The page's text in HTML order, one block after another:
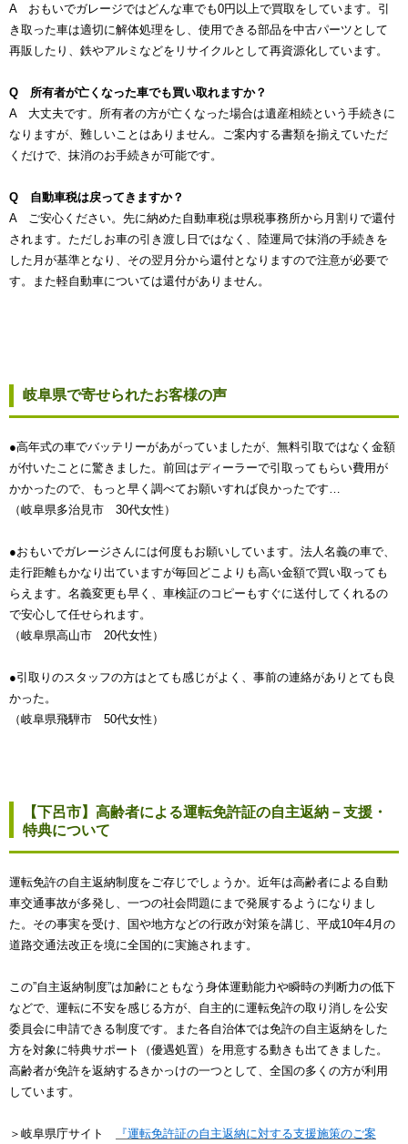
A おもいでガレージではどんな車でも0円以上で買取をしています。引
き取った車は適切に解体処理をし、使用できる部品を中古パーツとして
再販したり、鉄やアルミなどをリサイクルとして再資源化しています。
Q 所有者が亡くなった車でも買い取れますか？
A 大丈夫です。所有者の方が亡くなった場合は遺産相続という手続きに
なりますが、難しいことはありません。ご案内する書類を揃えていただ
くだけで、抹消のお手続きが可能です。
Q 自動車税は戻ってきますか？
A ご安心ください。先に納めた自動車税は県税事務所から月割りで還付
されます。ただしお車の引き渡し日ではなく、陸運局で抹消の手続きを
した月が基準となり、その翌月分から還付となりますので注意が必要で
す。また軽自動車については還付がありません。
岐阜県で寄せられたお客様の声
●高年式の車でバッテリーがあがっていましたが、無料引取ではなく金額
が付いたことに驚きました。前回はディーラーで引取ってもらい費用が
かかったので、もっと早く調べてお願いすれば良かったです…
（岐阜県多治見市 30代女性）
●おもいでガレージさんには何度もお願いしています。法人名義の車で、
走行距離もかなり出ていますが毎回どこよりも高い金額で買い取っても
らえます。名義変更も早く、車検証のコピーもすぐに送付してくれるの
で安心して任せられます。
（岐阜県高山市 20代女性）
●引取りのスタッフの方はとても感じがよく、事前の連絡がありとても良
かった。
（岐阜県飛騨市 50代女性）
【下呂市】高齢者による運転免許証の自主返納－支援・
特典について
運転免許の自主返納制度をご存じでしょうか。近年は高齢者による自動
車交通事故が多発し、一つの社会問題にまで発展するようになりまし
た。その事実を受け、国や地方などの行政が対策を講じ、平成10年4月の
道路交通法改正を境に全国的に実施されます。
この”自主返納制度”は加齢にともなう身体運動能力や瞬時の判断力の低下
などで、運転に不安を感じる方が、自主的に運転免許の取り消しを公安
委員会に申請できる制度です。また各自治体では免許の自主返納をした
方を対象に特典サポート（優遇処置）を用意する動きも出てきました。
高齢者が免許を返納するきかっけの一つとして、全国の多くの方が利用
しています。
＞岐阜県庁サイト
『運転免許証の自主返納に対する支援施策のご案